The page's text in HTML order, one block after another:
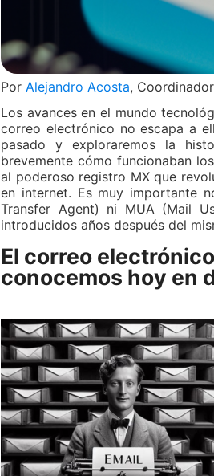
Por Alejandro Acosta,
Los avances en el mundo
correo electrónico no escapa a
pasado y exploraremos la
brevemente cómo funcionaban
al poderoso registro MX que
en internet. Es muy importante
Transfer Agent) ni MUA (Mail
introducidos años después del
El correo
conocemos hoy en